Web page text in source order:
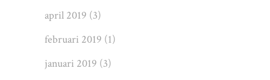
april 2019 (3)
februari 2019 (1)
januari 2019 (3)